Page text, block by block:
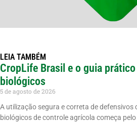
LEIA TAMBÉM
CropLife Brasil e o guia
biológicos
5 de agosto de 2026
A utilização segura e correta de defensivos
biológicos de controle agrícola começa